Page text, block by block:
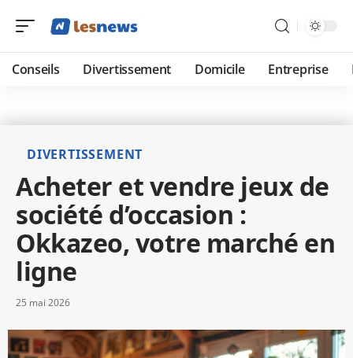
Conseils Divertissement Domicile Entreprise
DIVERTISSEMENT
Acheter et vendre jeux de
société d’occasion :
Okkazeo, votre marché en
ligne
25 mai 2026